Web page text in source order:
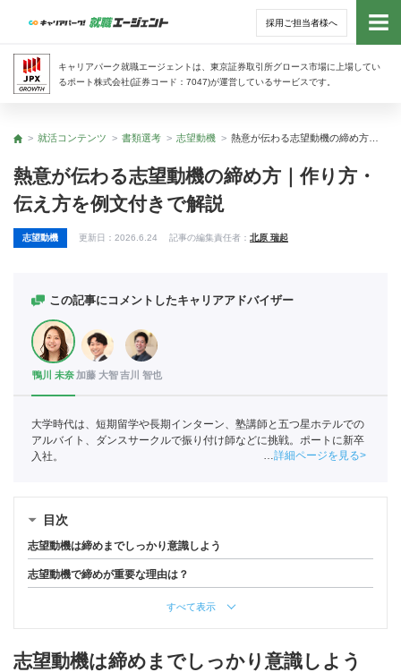
採用ご担当者様へ
キャリアパーク就職エージェントは、東京証券取引所グロース市場に上場してい
るポート株式会社(証券コード：7047)が運営しているサービスです。
トッ
トップ
就活コンテンツ 書類選考 志望動機
熱意が伝わる志望動機の締め方｜作り方・
伝え方を例文付きで解説
志望動機 更新日： 2026.6.24 記事の編集責任者： 北原 瑞起
この記事にコメントしたキャリアアドバイザー
鴨川 未奈 加藤 大智吉川 智也
大学時代は、短期留学や長期インターン、塾講師と五つ星ホテルでの
アルバイト、ダンスサークルで振り付け師などに挑戦。ポートに新卒
入社。
詳細ページを見る
目次
志望動機は締めまでしっかり意識しよう
志望動機で締めが重要な理由は？
すべて表示
志望動機は締めまでしっかり意識しよう